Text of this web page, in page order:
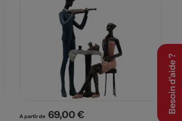
A partir de Prix
69,00 €
Besoin d’aide ?